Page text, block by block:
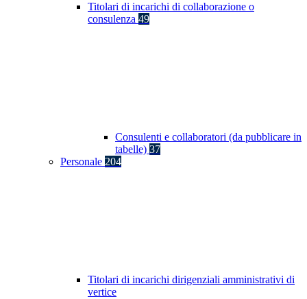
Titolari di incarichi di collaborazione o
consulenza 49
Consulenti e collaboratori (da pubblicare in
tabelle) 37
Personale 204
Titolari di incarichi dirigenziali amministrativi di
vertice